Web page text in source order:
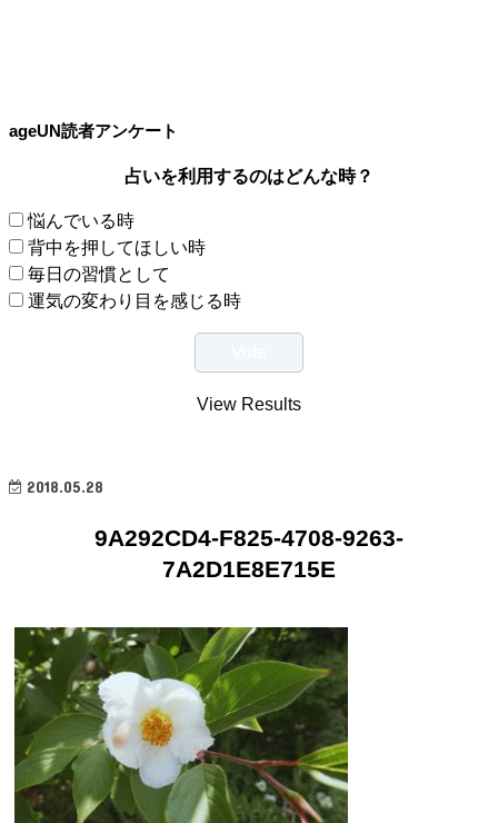
ageUN読者アンケート
占いを利用するのはどんな時？
悩んでいる時
背中を押してほしい時
毎日の習慣として
運気の変わり目を感じる時
View Results
2018.05.28
9A292CD4-F825-4708-9263-
7A2D1E8E715E